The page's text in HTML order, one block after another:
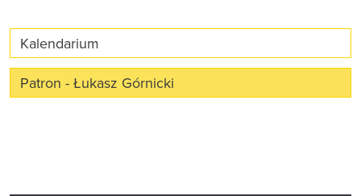
Kalendarium
Patron - Łukasz Górnicki